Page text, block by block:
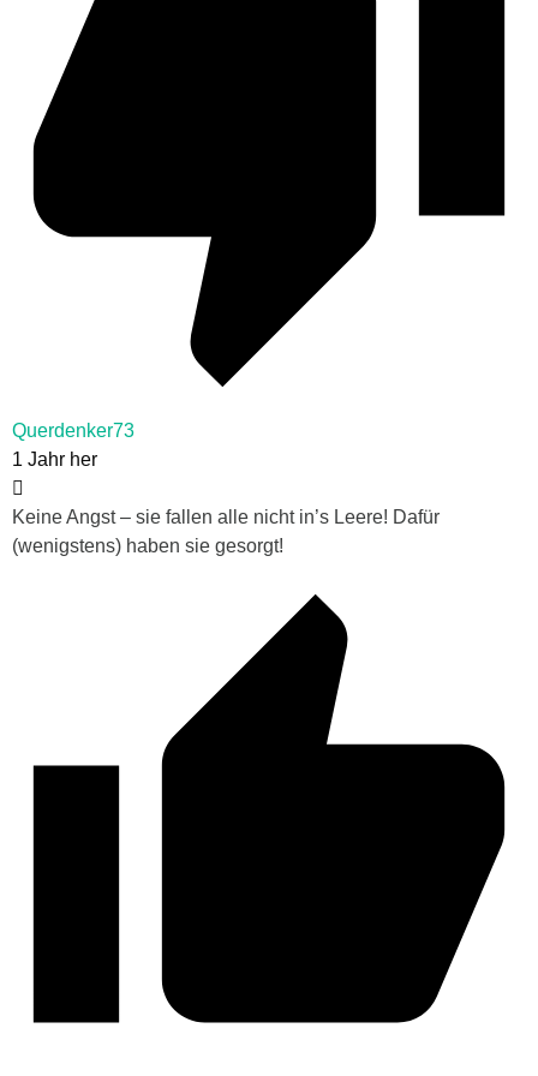
Querdenker73
1 Jahr her
Keine Angst – sie fallen alle nicht in’s Leere! Dafür
(wenigstens) haben sie gesorgt!